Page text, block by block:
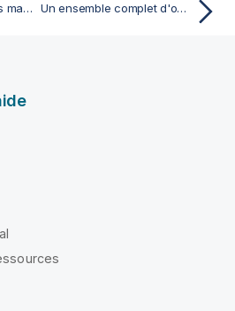
La gestion de données maître par Talend Un ensemble complet d'outils